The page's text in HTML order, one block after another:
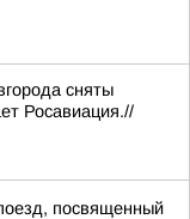
сняты
Росавиация.//
посвященный